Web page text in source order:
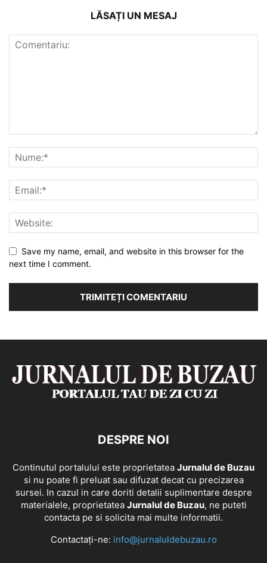
LĂSAȚI UN MESAJ
Save my name, email, and website in this browser for the
next time I comment.
DESPRE NOI
Continutul portalului este proprietatea Jurnalul de Buzau
si nu poate fi preluat sau difuzat decat cu precizarea
sursei. In cazul in care doriti detalii suplimentare despre
materialele, proprietatea Jurnalul de Buzau, ne puteti
contacta pe si solicita mai multe informatii.
Contactați-ne: info@jurnaluldebuzau.ro